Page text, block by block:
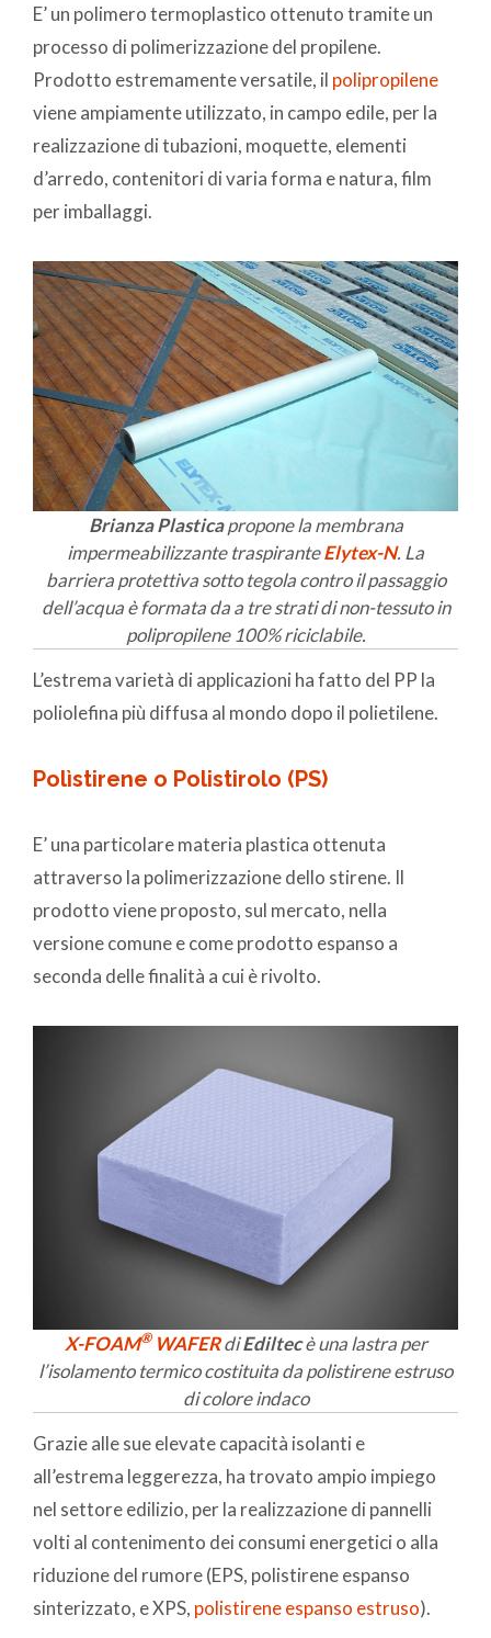
E’ un polimero termoplastico ottenuto tramite un
processo di polimerizzazione del propilene.
Prodotto estremamente versatile, il polipropilene
viene ampiamente utilizzato, in campo edile, per la
realizzazione di tubazioni, moquette, elementi
d’arredo, contenitori di varia forma e natura, film
per imballaggi.
Brianza Plasticapropone la membrana
impermeabilizzante traspiranteElytex-N. La
barriera protettiva sotto tegola contro il passaggio
dell’acqua è formata da a tre strati di non-tessuto in
polipropilene 100% riciclabile.
L’estrema varietà di applicazioni ha fatto del PP la
poliolefina più diffusa al mondo dopo il polietilene.
Polìstirene o Polistirolo (PS)
E’ una particolare materia plastica ottenuta
attraverso la polimerizzazione dello stirene. Il
prodotto viene proposto, sul mercato, nella
versione comune e come prodotto espanso a
seconda delle finalità a cui è rivolto.
X-FOAM®WAFERdiEdiltecè una lastra per
l’isolamento termico costituita da polistirene estruso
di colore indaco
Grazie alle sue elevate capacità isolanti e
all’estrema leggerezza, ha trovato ampio impiego
nel settore edilizio, per la realizzazione di pannelli
volti al contenimento dei consumi energetici o alla
riduzione del rumore (EPS, polistirene espanso
sinterizzato, e XPS, polistirene espanso estruso).